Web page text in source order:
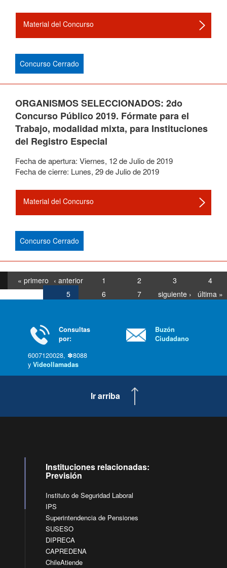
Material del Concurso
Concurso Cerrado
ORGANISMOS SELECCIONADOS: 2do
Concurso Público 2019. Fórmate para el
Trabajo, modalidad mixta, para Instituciones
del Registro Especial
Fecha de apertura: Viernes, 12deJuliode2019
Fecha de cierre: Lunes, 29deJuliode2019
Material del Concurso
Concurso Cerrado
« primero ‹ anterior 1 2 3
4
5
6 7 siguiente › última »
Consultas
por:
6007120028, ✽8088
y Videollamadas
Buzón
Ciudadano
Ir arriba
Instituciones relacionadas:
Previsión
Instituto de Seguridad Laboral
IPS
Superintendencia de Pensiones
SUSESO
DIPRECA
CAPREDENA
ChileAtiende